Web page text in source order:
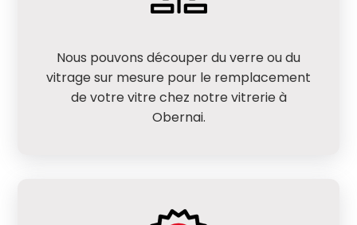
Nous pouvons découper du verre ou du
vitrage sur mesure pour le remplacement
de votre vitre chez notre vitrerie à
Obernai.